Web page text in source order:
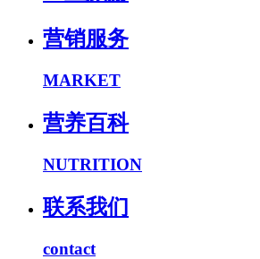
营销服务
MARKET
营养百科
NUTRITION
联系我们
contact